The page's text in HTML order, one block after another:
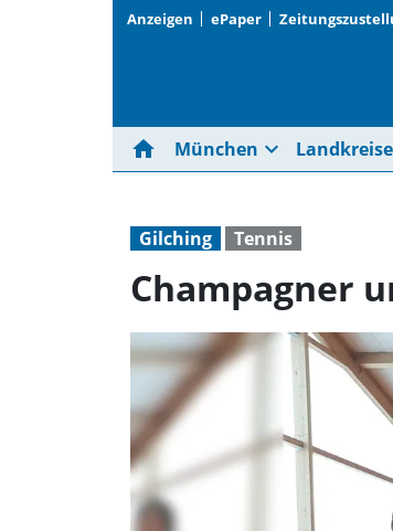
Anzeigen ePaper
home München expand_more Landkreise
Gilching Tennis
Champagner